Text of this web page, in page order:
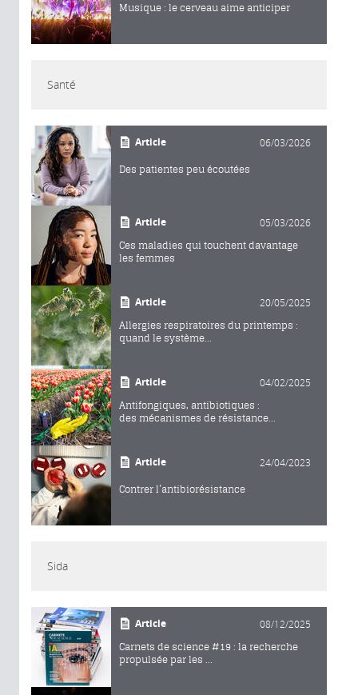
Musique : le cerveau aime anticiper
Santé
Article 06/03/2026
Des patientes peu écoutées
Article 05/03/2026
Ces maladies qui touchent davantage
les femmes
Article 20/05/2025
Allergies respiratoires du printemps :
quand le système...
Article 04/02/2025
Antifongiques, antibiotiques :
des mécanismes de résistance...
Article 24/04/2023
Contrer l’antibiorésistance
Sida
Article 08/12/2025
Carnets de science #19 : la recherche
propulsée par les ...